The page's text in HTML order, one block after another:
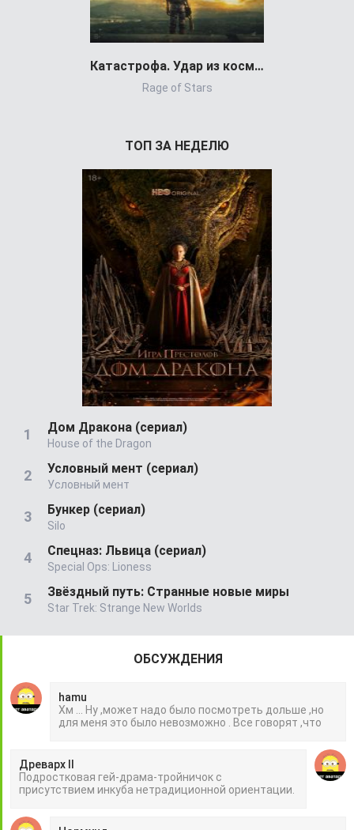
Катастрофа. Удар из космоса (фильм 2026)
Rage of Stars
ТОП ЗА НЕДЕЛЮ
Дом Дракона (сериал)
House of the Dragon
Условный мент (сериал)
Условный мент
Бункер (сериал)
Silo
Спецназ: Львица (сериал)
Special Ops: Lioness
Звёздный путь: Странные новые миры
Star Trek: Strange New Worlds
ОБСУЖДЕНИЯ
hamu
Хм ... Ну ,может надо было посмотреть дольше ,но
для меня это было невозможно . Все говорят ,что
Древарх II
Подростковая гей-драма-тройничок с
присутствием инкуба нетрадиционной ориентации.